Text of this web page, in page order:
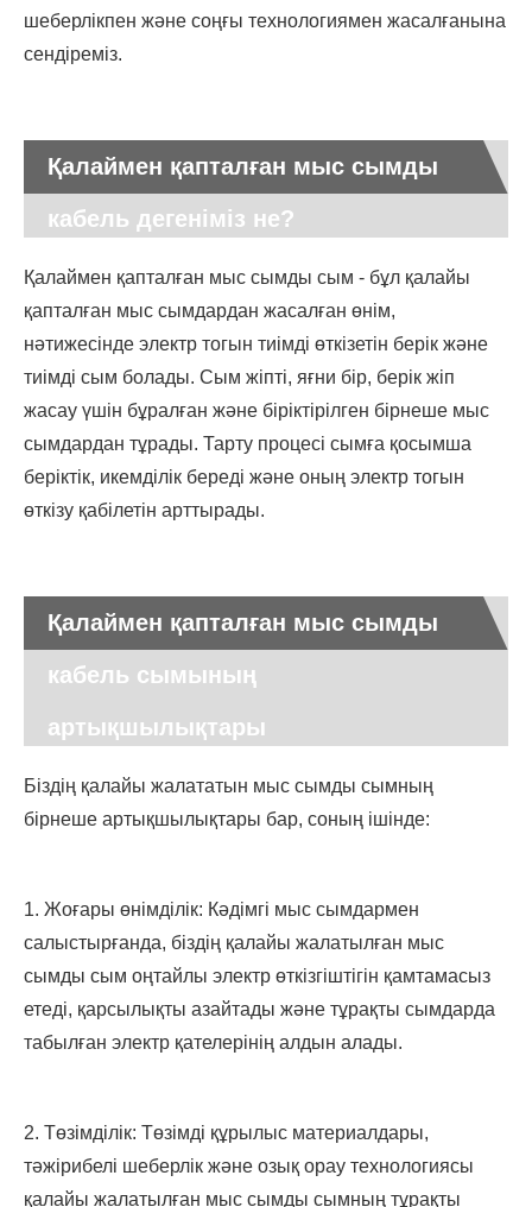
шеберлікпен және соңғы технологиямен жасалғанына
сендіреміз.
Қалаймен қапталған мыс сымды
кабель дегеніміз не?
Қалаймен қапталған мыс сымды сым - бұл қалайы
қапталған мыс сымдардан жасалған өнім,
нәтижесінде электр тогын тиімді өткізетін берік және
тиімді сым болады. Сым жіпті, яғни бір, берік жіп
жасау үшін бұралған және біріктірілген бірнеше мыс
сымдардан тұрады. Тарту процесі сымға қосымша
беріктік, икемділік береді және оның электр тогын
өткізу қабілетін арттырады.
Қалаймен қапталған мыс сымды
кабель сымының
артықшылықтары
Біздің қалайы жалататын мыс сымды сымның
бірнеше артықшылықтары бар, соның ішінде:
1. Жоғары өнімділік: Кәдімгі мыс сымдармен
салыстырғанда, біздің қалайы жалатылған мыс
сымды сым оңтайлы электр өткізгіштігін қамтамасыз
етеді, қарсылықты азайтады және тұрақты сымдарда
табылған электр қателерінің алдын алады.
2. Төзімділік: Төзімді құрылыс материалдары,
тәжірибелі шеберлік және озық орау технологиясы
қалайы жалатылған мыс сымды сымның тұрақты